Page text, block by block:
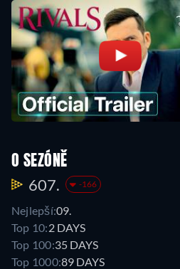
O SEZÓNĚ
607. -166
Nejlepší:09.
Top 10:2 DAYS
Top 100:35 DAYS
Top 1000:89 DAYS